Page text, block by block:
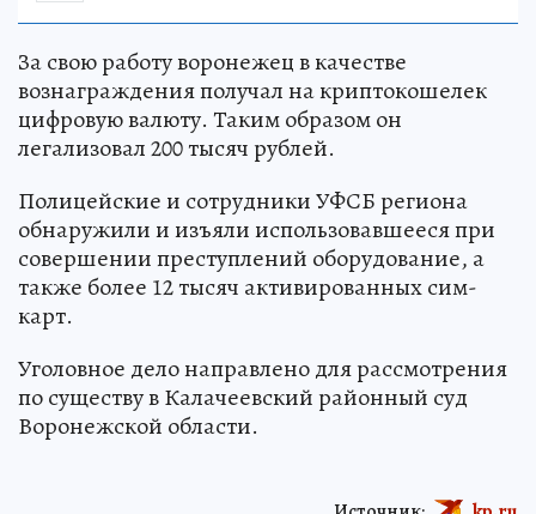
За свою работу воронежец в качестве
вознаграждения получал на криптокошелек
цифровую валюту. Таким образом он
легализовал 200 тысяч рублей.
Полицейские и сотрудники УФСБ региона
обнаружили и изъяли использовавшееся при
совершении преступлений оборудование, а
также более 12 тысяч активированных сим-
карт.
Уголовное дело направлено для рассмотрения
по существу в Калачеевский районный суд
Воронежской области.